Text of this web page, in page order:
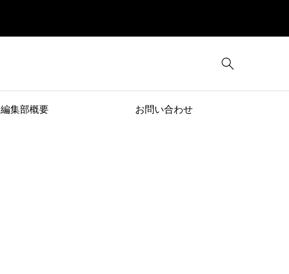

編集部概要 お問い合わせ